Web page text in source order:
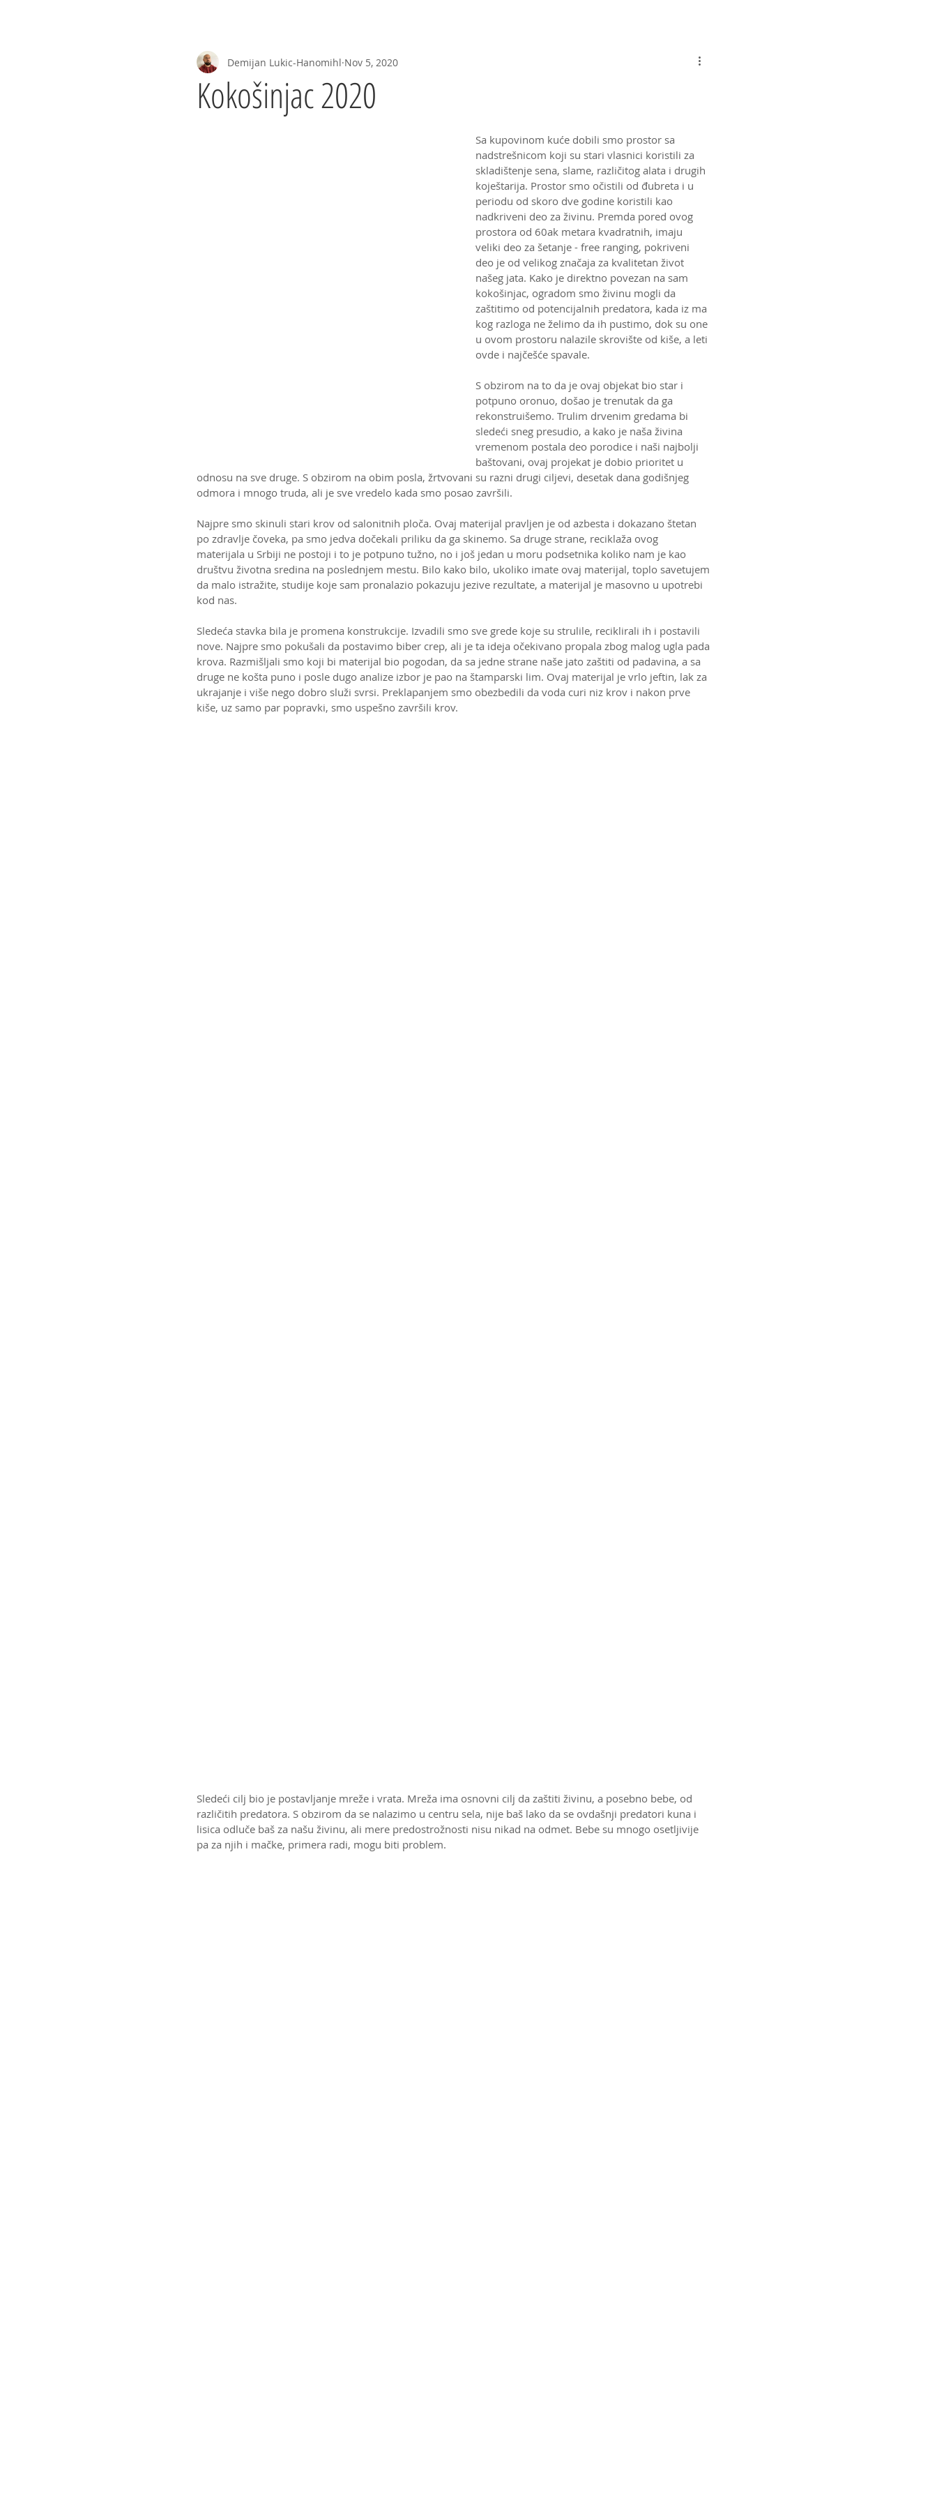
Kokošinjac 2020
Demijan Lukic-Hanomihl Nov 5, 2020
Sa kupovinom kuće dobili smo prostor sa
nadstrešnicom koji su stari vlasnici koristili za
skladištenje sena, slame, različitog alata i drugih
koještarija. Prostor smo očistili od đubreta i u
periodu od skoro dve godine koristili kao
nadkriveni deo za živinu. Premda pored ovog
prostora od 60ak metara kvadratnih, imaju
veliki deo za šetanje - free ranging, pokriveni
deo je od velikog značaja za kvalitetan život
našeg jata. Kako je direktno povezan na sam
kokošinjac, ogradom smo živinu mogli da
zaštitimo od potencijalnih predatora, kada iz ma
kog razloga ne želimo da ih pustimo, dok su one
u ovom prostoru nalazile skrovište od kiše, a leti
ovde i najčešće spavale.
S obzirom na to da je ovaj objekat bio star i
potpuno oronuo, došao je trenutak da ga
rekonstruišemo. Trulim drvenim gredama bi
sledeći sneg presudio, a kako je naša živina
vremenom postala deo porodice i naši najbolji
baštovani, ovaj projekat je dobio prioritet u
odnosu na sve druge. S obzirom na obim posla, žrtvovani su razni drugi ciljevi, desetak dana godišnjeg
odmora i mnogo truda, ali je sve vredelo kada smo posao završili.
Najpre smo skinuli stari krov od salonitnih ploča. Ovaj materijal pravljen je od azbesta i dokazano štetan
po zdravlje čoveka, pa smo jedva dočekali priliku da ga skinemo. Sa druge strane, reciklaža ovog
materijala u Srbiji ne postoji i to je potpuno tužno, no i još jedan u moru podsetnika koliko nam je kao
društvu životna sredina na poslednjem mestu. Bilo kako bilo, ukoliko imate ovaj materijal, toplo savetujem
da malo istražite, studije koje sam pronalazio pokazuju jezive rezultate, a materijal je masovno u upotrebi
kod nas.
Sledeća stavka bila je promena konstrukcije. Izvadili smo sve grede koje su strulile, reciklirali ih i postavili
nove. Najpre smo pokušali da postavimo biber crep, ali je ta ideja očekivano propala zbog malog ugla pada
krova. Razmišljali smo koji bi materijal bio pogodan, da sa jedne strane naše jato zaštiti od padavina, a sa
druge ne košta puno i posle dugo analize izbor je pao na štamparski lim. Ovaj materijal je vrlo jeftin, lak za
ukrajanje i više nego dobro služi svrsi. Preklapanjem smo obezbedili da voda curi niz krov i nakon prve
kiše, uz samo par popravki, smo uspešno završili krov.
Sledeći cilj bio je postavljanje mreže i vrata. Mreža ima osnovni cilj da zaštiti živinu, a posebno bebe, od
različitih predatora. S obzirom da se nalazimo u centru sela, nije baš lako da se ovdašnji predatori kuna i
lisica odluče baš za našu živinu, ali mere predostrožnosti nisu nikad na odmet. Bebe su mnogo osetljivije
pa za njih i mačke, primera radi, mogu biti problem.